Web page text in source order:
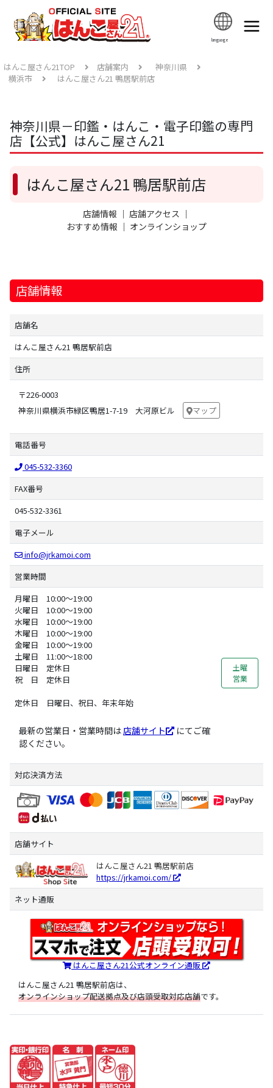
language
はんこ屋さん21TOP 店舗案内
神奈川県
横浜市
はんこ屋さん21 鴨居駅前店
神奈川県－印鑑・はんこ・電子印鑑の専門
店【公式】はんこ屋さん21
はんこ屋さん21 鴨居駅前店
店舗情報 ｜ 店舗アクセス ｜
おすすめ情報 ｜ オンラインショップ
店舗情報
店舗名
はんこ屋さん21 鴨居駅前店
住所
〒226-0003
神奈川県横浜市緑区鴨居1-7-19 大河原ビル
マップ
電話番号
045-532-3360
FAX番号
045-532-3361
電子メール
info@jrkamoi.com
営業時間
月曜日 10:00～19:00
火曜日 10:00～19:00
水曜日 10:00～19:00
木曜日 10:00～19:00
金曜日 10:00～19:00
土曜日 11:00～18:00
日曜日 定休日
祝 日 定休日
定休日 日曜日、祝日、年末年始
最新の営業日・営業時間は 店舗サイト
にてご確
認ください。
土曜
営業
対応決済方法
店舗サイト
はんこ屋さん21 鴨居駅前店
https://jrkamoi.com/
ネット通販
はんこ屋さん21公式オンライン通販
はんこ屋さん21 鴨居駅前店は、
オンラインショップ配送拠点及び店頭受取対応店舗です。